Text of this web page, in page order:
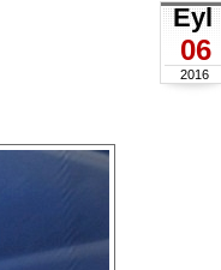
Eyl
06
2016